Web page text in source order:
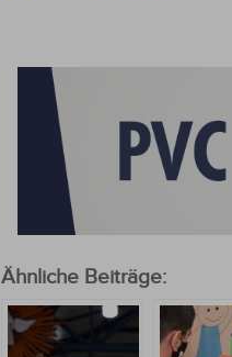
Ähnliche Beiträge: